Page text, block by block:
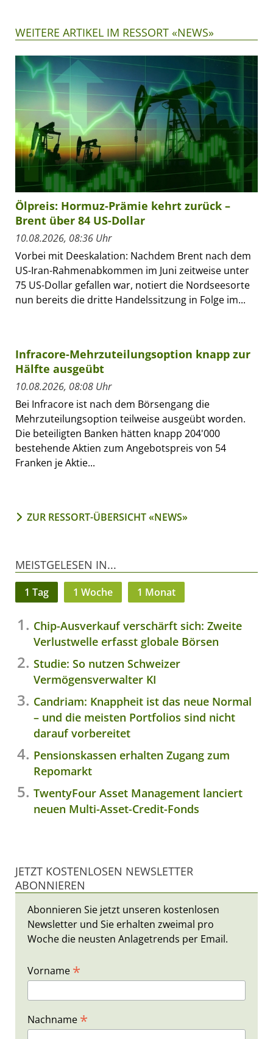
WEITERE ARTIKEL IM RESSORT «NEWS»
Ölpreis: Hormuz-Prämie kehrt zurück –
Brent über 84 US-Dollar
10.08.2026, 08:36 Uhr
Vorbei mit Deeskalation: Nachdem Brent nach dem
US-Iran-Rahmenabkommen im Juni zeitweise unter
75 US-Dollar gefallen war, notiert die Nordseesorte
nun bereits die dritte Handelssitzung in Folge im...
Infracore-Mehrzuteilungsoption knapp zur
Hälfte ausgeübt
10.08.2026, 08:08 Uhr
Bei Infracore ist nach dem Börsengang die
Mehrzuteilungsoption teilweise ausgeübt worden.
Die beteiligten Banken hätten knapp 204'000
bestehende Aktien zum Angebotspreis von 54
Franken je Aktie...
ZUR RESSORT-ÜBERSICHT «NEWS»
MEISTGELESEN IN...
1 Tag 1 Woche 1 Monat
Chip-Ausverkauf verschärft sich: Zweite
Verlustwelle erfasst globale Börsen
Studie: So nutzen Schweizer
Vermögensverwalter KI
Candriam: Knappheit ist das neue Normal
– und die meisten Portfolios sind nicht
darauf vorbereitet
Pensionskassen erhalten Zugang zum
Repomarkt
TwentyFour Asset Management lanciert
neuen Multi-Asset-Credit-Fonds
JETZT KOSTENLOSEN NEWSLETTER
ABONNIEREN
Abonnieren Sie jetzt unseren kostenlosen
Newsletter und Sie erhalten zweimal pro
Woche die neusten Anlagetrends per Email.
Vorname *
Nachname *